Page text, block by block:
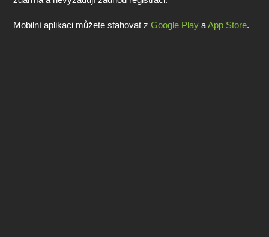
Mobilní aplikaci můžete stahovat zGoogle Play aApp Store.